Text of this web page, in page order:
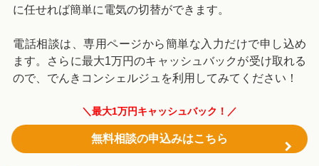
に任せれば簡単に電気の切替ができます。
電話相談は、専用ページから簡単な入力だけで申し込め
ます。さらに最大1万円のキャッシュバックが受け取れる
ので、でんきコンシェルジュを利用してみてください！
＼最大1万円キャッシュバック！／
無料相談の申込みはこちら